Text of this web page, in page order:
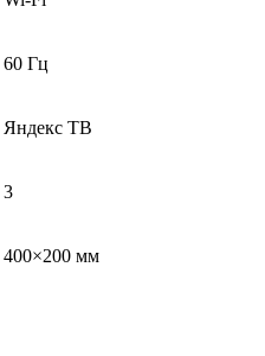
60 Гц
Яндекс ТВ
3
400×200 мм